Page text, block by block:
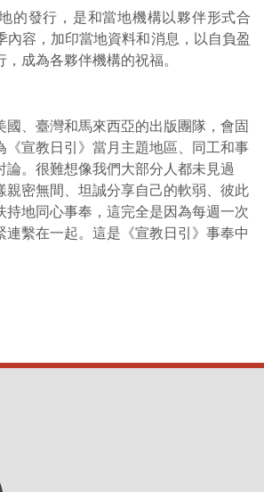
的發行，是和當地機構以夥伴形式合
內容，加印當地資料和消息，以自負盈
成為各夥伴機構的祝福。
國、臺灣和馬來西亞的出版團隊，會固
《宣教日引》當月主題地區、同工和事
論。很難想像我們大部分人都未見過
親密無間、坦誠分享自己的軟弱、彼此
持地同心事奉，這完全是因為每週一次
連繫在一起。這是《宣教日引》事奉中